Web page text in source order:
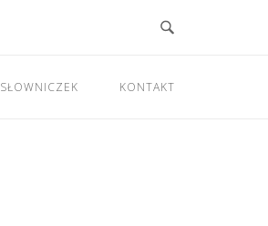
SŁOWNICZEK KONTAKT